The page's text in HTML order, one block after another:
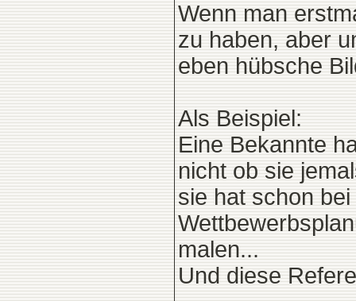
Wenn man
zu haben, aber
eben hübsche
Als Beispiel:
Eine Bekannte
nicht ob sie
sie hat schon
malen...
Und diese